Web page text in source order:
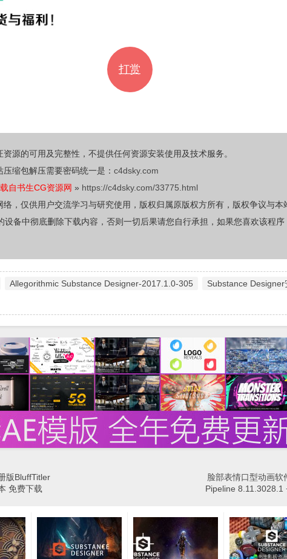
打赏
源的可用及完整性，不提供任何资源安装使用及技术服务。
缩包解压需要密码统一是： c4dsky.com
自书生CG资源网 » https://c4dsky.com/33775.html
，仅供用户交流学习与研究使用，版权归属原版权方所有，版权争议与本
备中彻底删除下载内容，否则一切后果请您自行承担，如果您喜欢该程
Allegorithmic Substance Designer-2017.1.0-305 Substance Designer
版BluffTitler
免费下载
脸部表情口型动画
Pipeline 8.11.3028.1